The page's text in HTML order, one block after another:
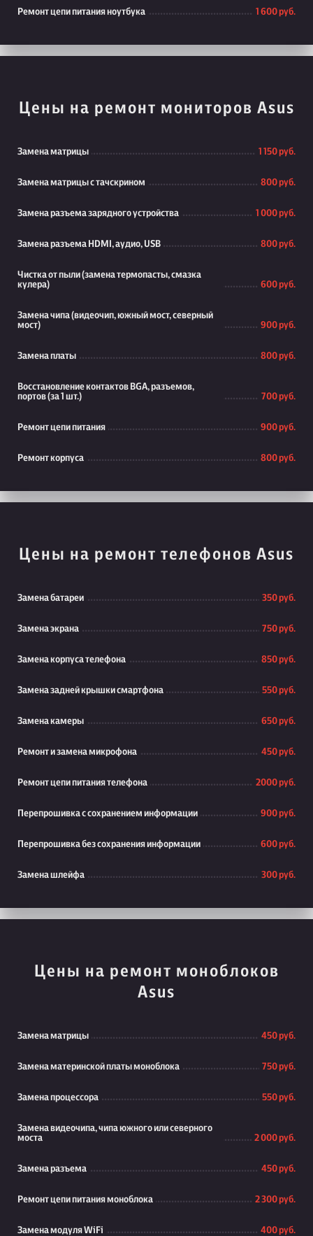
Ремонт цепи питания ноутбука 1 600 руб.
Цены на ремонт мониторов Asus
Замена матрицы 1 150 руб.
Замена матрицы с тачскрином 800 руб.
Замена разъема зарядного устройства 1 000 руб.
Замена разъема HDMI, аудио, USB 800 руб.
Чистка от пыли (замена термопасты, смазка
кулера)
600 руб.
Замена чипа (видеочип, южный мост, северный
мост)
900 руб.
Замена платы 800 руб.
Восстановление контактов BGA, разъемов,
портов (за 1 шт.)
700 руб.
Ремонт цепи питания 900 руб.
Ремонт корпуса 800 руб.
Цены на ремонт телефонов Asus
Замена батареи 350 руб.
Замена экрана 750 руб.
Замена корпуса телефона 850 руб.
Замена задней крышки смартфона 550 руб.
Замена камеры 650 руб.
Ремонт и замена микрофона 450 руб.
Ремонт цепи питания телефона 2000 руб.
Перепрошивка с сохранением информации 900 руб.
Перепрошивка без сохранения информации 600 руб.
Замена шлейфа 300 руб.
Цены на ремонт моноблоков
Asus
Замена матрицы 450 руб.
Замена материнской платы моноблока 750 руб.
Замена процессора 550 руб.
Замена видеочипа, чипа южного или северного
моста
2 000 руб.
Замена разъема 450 руб.
Ремонт цепи питания моноблока 2 300 руб.
Замена модуля WiFi 400 руб.